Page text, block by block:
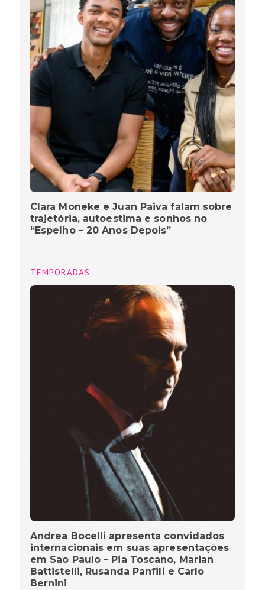
Clara Moneke e Juan Paiva falam sobre
trajetória, autoestima e sonhos no
“Espelho – 20 Anos Depois”
TEMPORADAS
Andrea Bocelli apresenta convidados
internacionais em suas apresentações
em São Paulo – Pia Toscano, Marian
Battistelli, Rusanda Panfili e Carlo
Bernini